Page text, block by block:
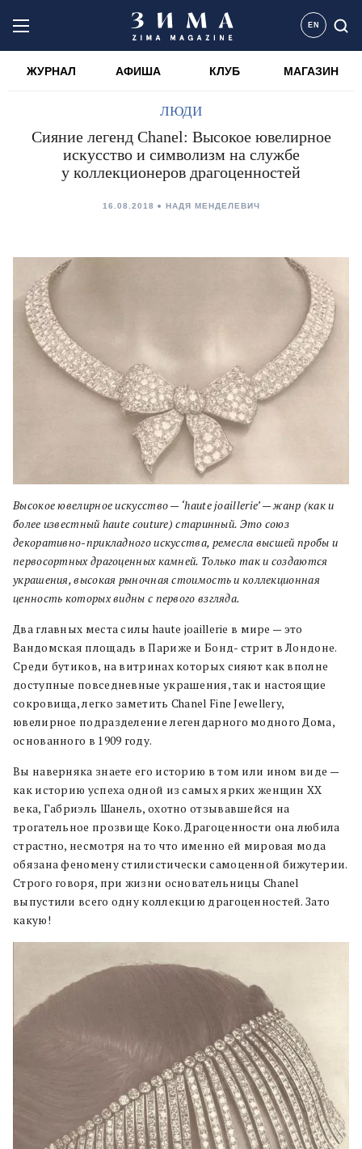
EN
ЖУРНАЛ АФИША КЛУБ МАГАЗИН
ЛЮДИ
Сияние легенд Chanel: Высокое ювелирное
искусство и символизм на службе
у коллекционеров драгоценностей
16.08.2018 НАДЯ МЕНДЕЛЕВИЧ
Высокое ювелирное искусство — ‘haute joaillerie’ — жанр (как и
более известный haute couture) старинный. Это союз
декоративно-прикладного искусства, ремесла высшей пробы и
первосортных драгоценных камней. Только так и создаются
украшения, высокая рыночная стоимость и коллекционная
ценность которых видны с первого взгляда.
Два главных места силы haute joaillerie в мире — это
Вандомская площадь в Париже и Бонд- стрит в Лондоне.
Среди бутиков, на витринах которых сияют как вполне
доступные повседневные украшения, так и настоящие
сокровища, легко заметить Chanel Fine Jewellery,
ювелирное подразделение легендарного модного Дома,
основанного в 1909 году.
Вы наверняка знаете его историю в том или ином виде —
как историю успеха одной из самых ярких женщин ХХ
века, Габриэль Шанель, охотно отзывавшейся на
трогательное прозвище Коко. Драгоценности она любила
страстно, несмотря на то что именно ей мировая мода
обязана феномену стилистически самоценной бижутерии.
Строго говоря, при жизни основательницы Chanel
выпустили всего одну коллекцию драгоценностей. Зато
какую!